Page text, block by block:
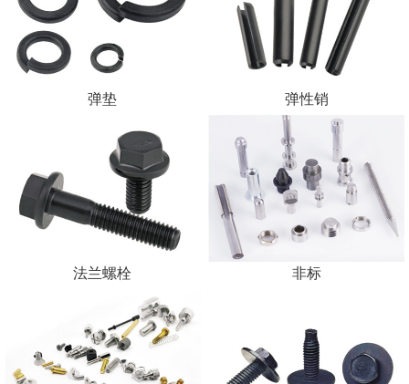
弹垫 弹性销
法兰螺栓 非标